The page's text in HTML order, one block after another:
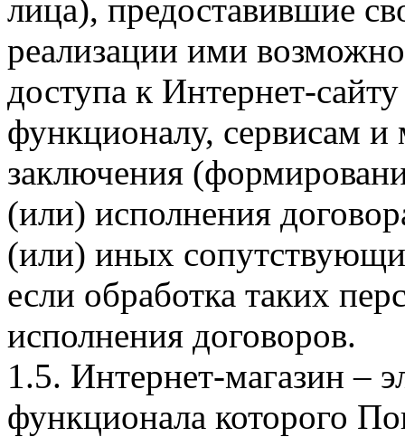
лица), предоставившие
реализации ими
доступа к Интернет-
функционалу, сервисам и
заключения
(или) исполнения
(или) иных
если обработка таких
исполнения договоров.
1.5. Интернет-магазин –
функционала которого